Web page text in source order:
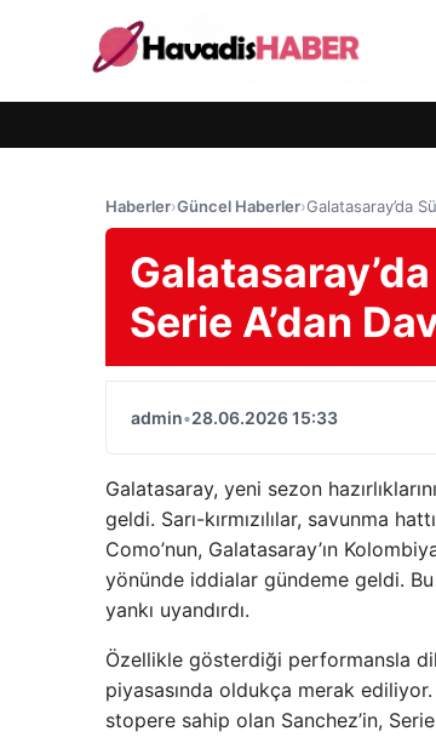
Haberler›Güncel Haberler›Galatasaray’da
Serie A’dan
admin•28.06.2026 15:33
Galatasaray, yeni sezon
geldi. Sarı-kırmızılılar, savunma
Como’nun, Galatasaray’ın
yönünde iddialar gündeme geldi.
yankı uyandırdı.
Özellikle gösterdiği performansla
piyasasında oldukça merak
stopere sahip olan Sanchez’in,